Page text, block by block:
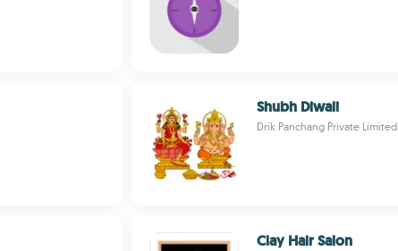
Shubh Diwali
Drik Panchang Private Limited
Clay Hair Salon